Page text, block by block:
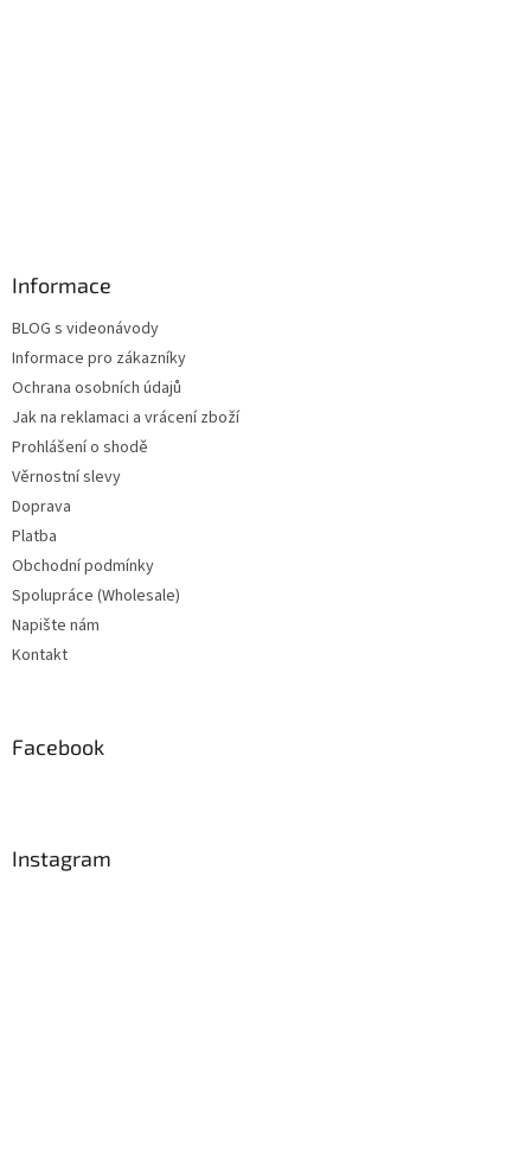
Informace
BLOG s videonávody
Informace pro zákazníky
Ochrana osobních údajů
Jak na reklamaci a vrácení zboží
Prohlášení o shodě
Věrnostní slevy
Doprava
Platba
Obchodní podmínky
Spolupráce (Wholesale)
Napište nám
Kontakt
Facebook
Instagram